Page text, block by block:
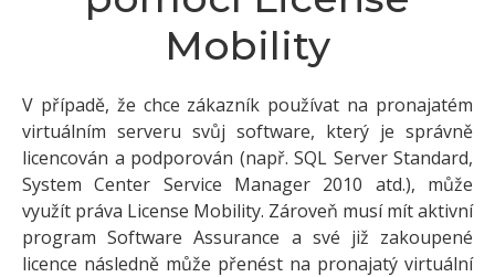
Mobility
V případě, že chce zákazník používat na pronajatém
virtuálním serveru svůj software, který je správně
licencován a podporován (např. SQL Server Standard,
System Center Service Manager 2010 atd.), může
využít práva License Mobility. Zároveň musí mít aktivní
program Software Assurance a své již zakoupené
licence následně může přenést na pronajatý virtuální